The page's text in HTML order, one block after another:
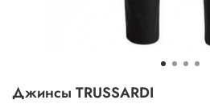
Джинсы TRUSSARDI